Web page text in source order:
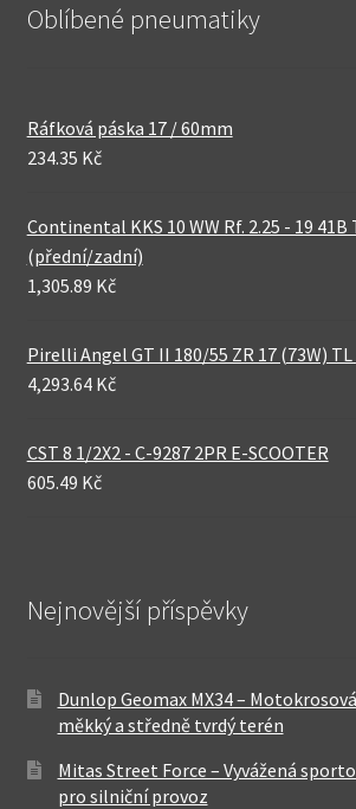
Oblíbené pneumatiky
Ráfková páska 17 / 60mm
234.35 Kč
Continental KKS 10 WW Rf. 2.25 - 19 41B
(přední/zadní)
1,305.89 Kč
Pirelli Angel GT II 180/55 ZR 17 (73W)
4,293.64 Kč
CST 8 1/2X2 - C-9287 2PR E-SCOOTER
605.49 Kč
Nejnovější příspěvky
Dunlop Geomax MX34 –
měkký a středně tvrdý terén
Mitas Street Force – Vyvážená
pro silniční provoz